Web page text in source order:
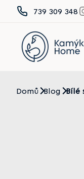
Přejít
739 309 348
Domů Blog Bílé